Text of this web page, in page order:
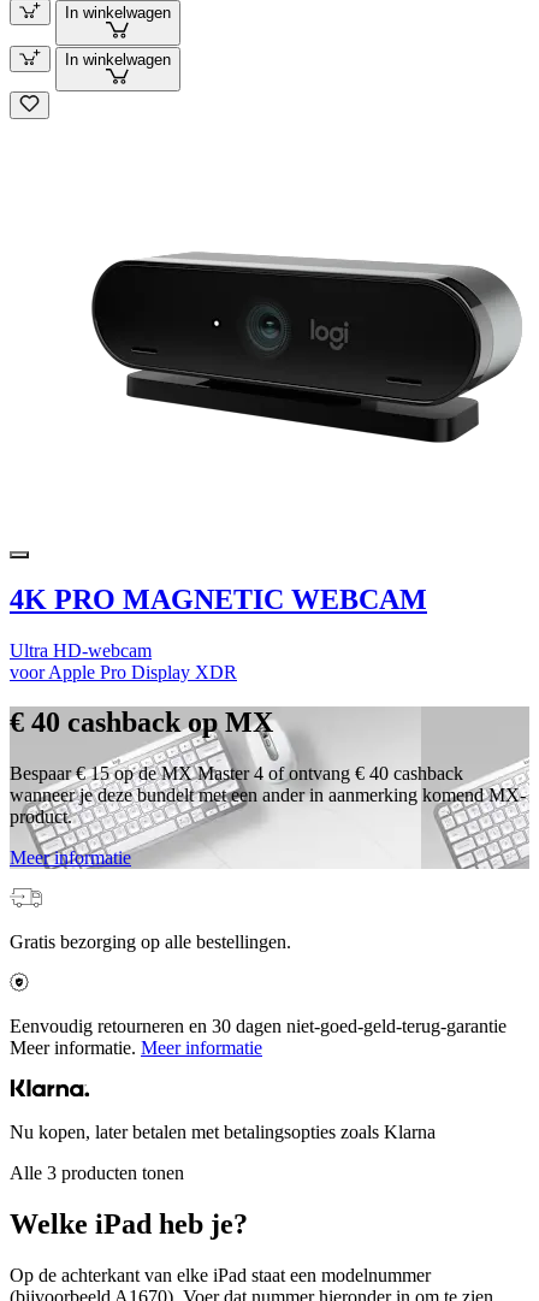
In winkelwagen
In winkelwagen
4K PRO MAGNETIC WEBCAM
Ultra HD-webcam
voor Apple Pro Display XDR
€ 40 cashback op MX
Bespaar € 15 op de MX Master 4 of ontvang € 40 cashback
wanneer je deze bundelt met een ander in aanmerking komend MX-
product.
Meer informatie
Gratis bezorging op alle bestellingen.
Eenvoudig retourneren en 30 dagen niet-goed-geld-terug-garantie
Meer informatie. Meer informatie
Nu kopen, later betalen met betalingsopties zoals Klarna
Alle 3 producten tonen
Welke iPad heb je?
Op de achterkant van elke iPad staat een modelnummer